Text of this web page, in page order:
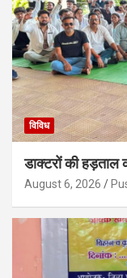
विविध
डाक्टरों की हड़ताल
August 6, 2026